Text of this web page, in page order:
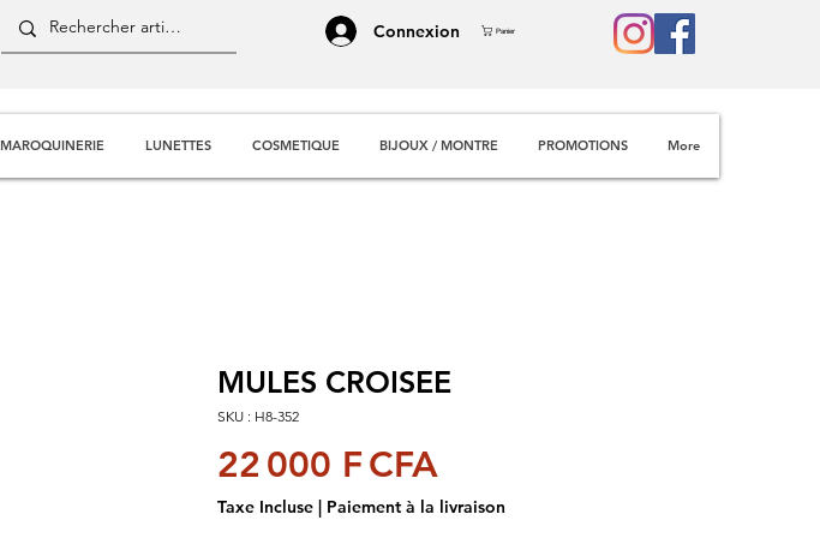
Connexion Panier
MAROQUINERIE LUNETTES COSMETIQUE BIJOUX / MONTRE PROMOTIONS More
MULES CROISEE
SKU : H8-352
22 000 F CFA
Taxe Incluse | Paiement à la livraison